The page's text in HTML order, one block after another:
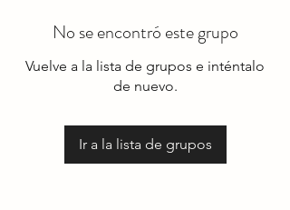
No se encontró este grupo
Vuelve a la lista de grupos e inténtalo
de nuevo.
Ir a la lista de grupos